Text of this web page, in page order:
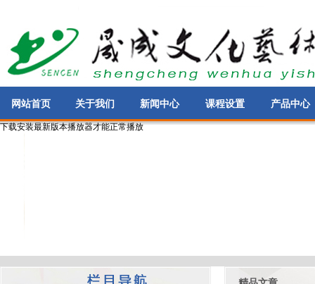
网站首页 关于我们 新闻中心 课程设置 产品中心
下载安装最新版本播放器才能正常播放